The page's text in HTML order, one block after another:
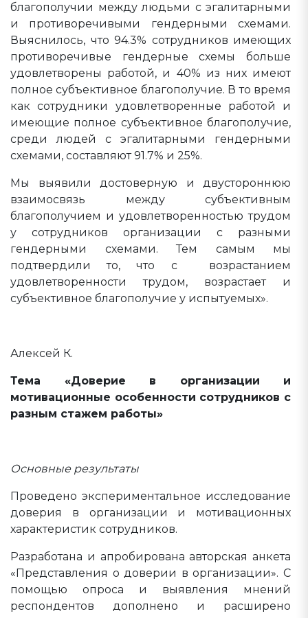
благополучии между людьми с эгалитарными
и противоречивыми гендерными схемами.
Выяснилось, что 94.3% сотрудников имеющих
противоречивые гендерные схемы больше
удовлетворены работой, и 40% из них имеют
полное субъективное благополучие. В то время
как сотрудники удовлетворенные работой и
имеющие полное субъективное благополучие,
среди людей с эгалитарными гендерными
схемами, составляют 91.7% и 25%.
Мы выявили достоверную и двустороннюю
взаимосвязь между субъективным
благополучием и удовлетворенностью трудом
у сотрудников организации с разными
гендерными схемами. Тем самым мы
подтвердили то, что с возрастанием
удовлетворенности трудом, возрастает и
субъективное благополучие у испытуемых».
Алексей К.
Тема «Доверие в организации и
мотивационные особенности сотрудников с
разным стажем работы»
Основные результаты
Проведено экспериментальное исследование
доверия в организации и мотивационных
характеристик сотрудников.
Разработана и апробирована авторская анкета
«Представления о доверии в организации». С
помощью опроса и выявления мнений
респондентов дополнено и расширено